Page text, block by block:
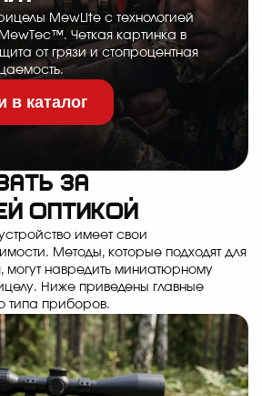
MewLite с технологией
Четкая картинка в
от грязи и стопроцентная
в каталог
за
оптикой
имеет свои
Методы, которые подходят для
могут навредить миниатюрному
Ниже приведены главные
типа приборов.